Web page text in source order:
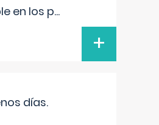
en los p...
+
días.